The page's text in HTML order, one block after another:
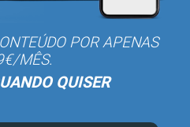
POR APENAS
MÊS.
QUISER